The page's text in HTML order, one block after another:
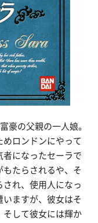
豪の父親の一人娘。
めロンドンにやって
者になったセーラで
もたらされるや、そ
れ、使用人になっ
ますが、彼女はそ
そして彼女には輝か